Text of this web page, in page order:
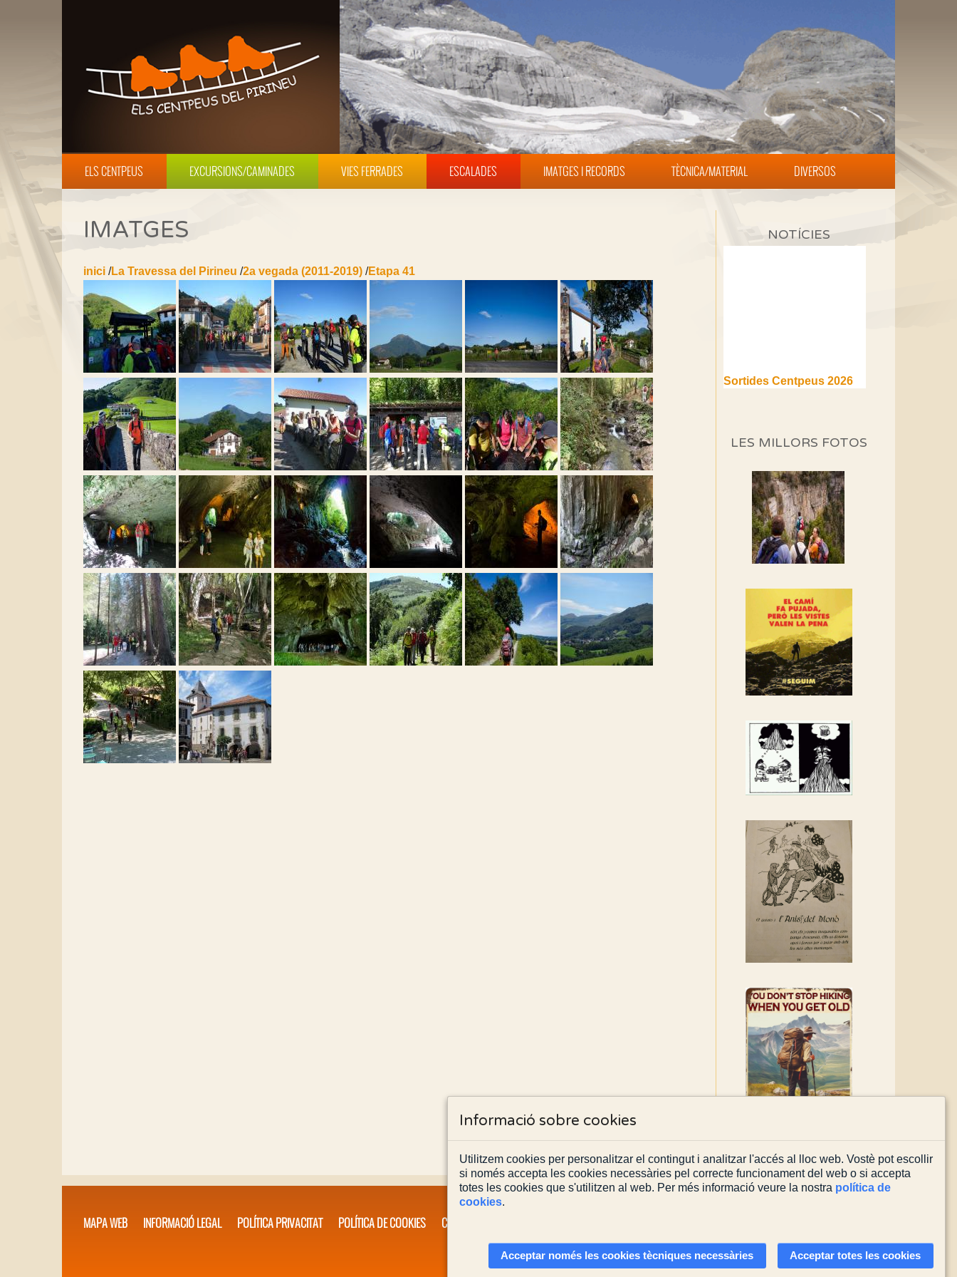
ELS CENTPEUS EXCURSIONS/CAMINADES VIES FERRADES ESCALADES IMATGES I RECORDS TÈCNICA/MATERIAL DIVERSOS
IMATGES
inici /La Travessa del Pirineu /2a vegada (2011-2019) /Etapa 41
NOTÍCIES
(1a part)
Si no podem caminar,
alguna cosa hem de fer...
Els Centpeus signen el
Manifest a favor dels
Camins Vells
associació adhereix-te al
Rebem un diploma dels
Amics de Sant Aniol
d'Aguja
Els Centpeus estem
recuperació del refugi i de
l'entorn de Sant Aniol
LES MILLORS FOTOS
MAPA WEB INFORMACIÓ LEGAL POLÍTICA PRIVACITAT POLÍTICA DE COOKIES CONTACTA'NS
Actualitzada el03/08/2026
Informació sobre cookies
Utilitzem cookies per personalitzar el contingut i analitzar l'accés al lloc web. Vostè pot escollir
si només accepta les cookies necessàries pel correcte funcionament del web o si accepta
totes les cookies que s'utilitzen al web. Per més informació veure la nostra política de
cookies.
Acceptar només les cookies tècniques necessàries Acceptar totes les cookies